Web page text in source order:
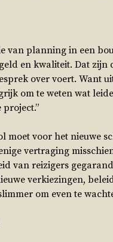
van planning in een
en kwaliteit. Dat
over voert. Want
om te weten wat
moet voor het
vertraging
van reizigers
verkiezingen,
om even te